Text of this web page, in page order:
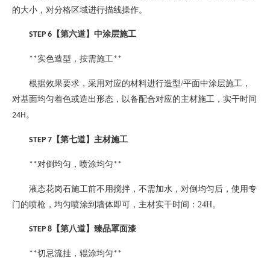
的大小，对分格区域进行描线操作。
STEP 6 【第六道】中涂层施工
**实色造型，按需施工**
根据效果要求，采用对应的材料进行造型/平面中涂层施工，
对基面均匀着色或造出形态，以备配合对应的主材施工，实干时间
24H。
STEP 7 【第七道】主材施工
**对倒均匀，喷涂均匀**
液态花岗石施工前不用搅拌，不需加水，对倒均匀后，使用专
门的喷枪，均匀喷涂到墙体即可，主材实干时间： 24H。
STEP 8 【第八道】臻品罩面漆
**切忌流挂，辊涂均匀**